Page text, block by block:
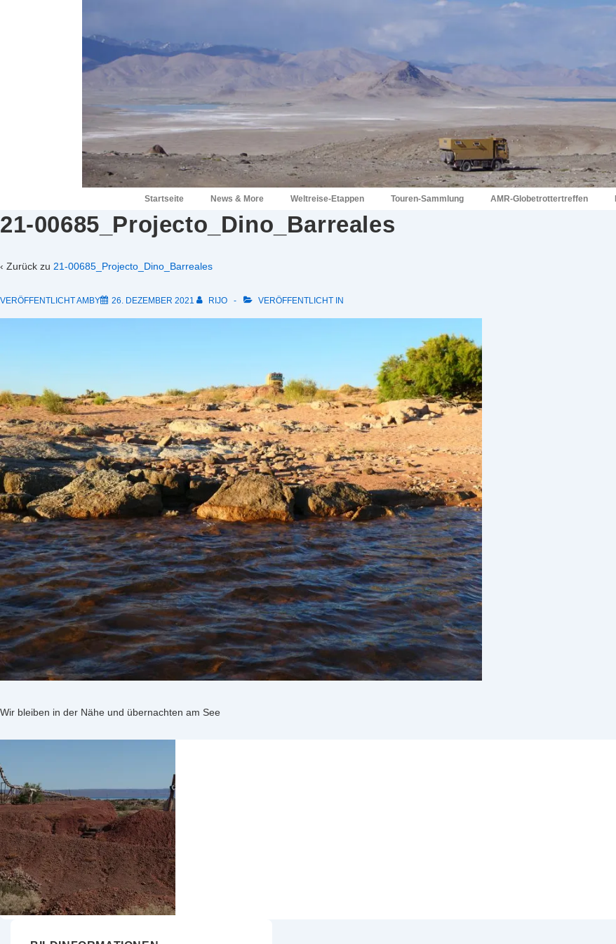
Hauptnavigation
Startseite News & More Weltreise-Etappen Touren-Sammlung AMR-Globetrottertreffen
21-00685_Projecto_Dino_Barreales
‹ Zurück zu 21-00685_Projecto_Dino_Barreales
VERÖFFENTLICHT AMBY 26. DEZEMBER 2021 RIJO VERÖFFENTLICHT IN
Wir bleiben in der Nähe und übernachten am See